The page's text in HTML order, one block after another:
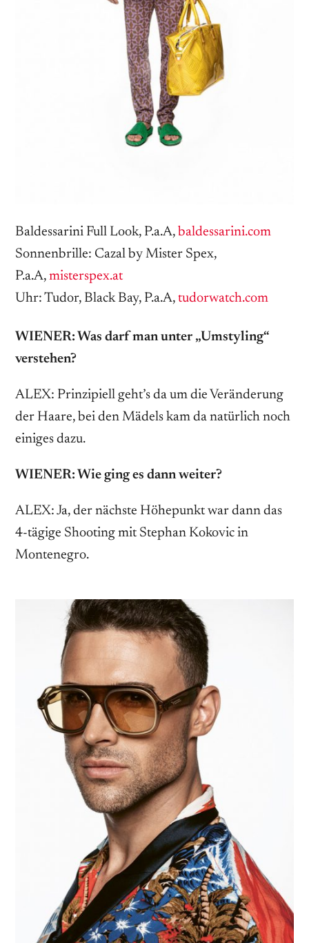
Baldessarini Full Look, P.a.A, baldessarini.com
Sonnenbrille: Cazal by Mister Spex,
P.a.A, misterspex.at
Uhr: Tudor, Black Bay, P.a.A, tudorwatch.com
WIENER: Was darf man unter „Umstyling“
verstehen?
ALEX: Prinzipiell geht’s da um die Veränderung
der Haare, bei den Mädels kam da natürlich noch
einiges dazu.
WIENER: Wie ging es dann weiter?
ALEX: Ja, der nächste Höhepunkt war dann das
4-­tägige Shooting mit Stephan Kokovic in
Montenegro.